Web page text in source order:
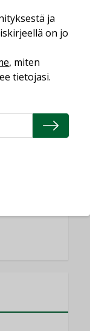
ja
on jo
, miten
tietojasi.